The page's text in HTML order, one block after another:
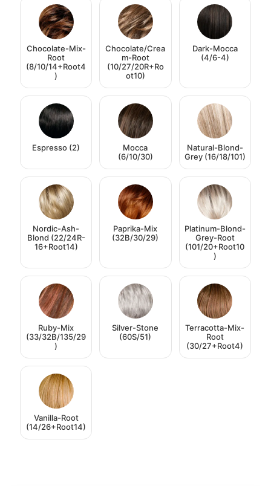
Chocolate-Mix-
Root
(8/10/14+Root4
)
Chocolate/Crea
m-Root
(10/27/20R+Ro
ot10)
Dark-Mocca
(4/6-4)
Espresso (2)
Mocca
(6/10/30)
Natural-Blond-
Grey (16/18/101)
Nordic-Ash-
Blond (22/24R-
16+Root14)
Paprika-Mix
(32B/30/29)
Platinum-Blond-
Grey-Root
(101/20+Root10
)
Ruby-Mix
(33/32B/135/29
)
Silver-Stone
(60S/51)
Terracotta-Mix-
Root
(30/27+Root4)
Vanilla-Root
(14/26+Root14)